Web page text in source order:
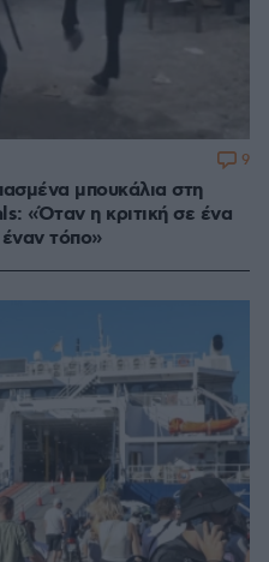
μπουκάλια στη
«Όταν η κριτική σε ένα
τόπο»
9